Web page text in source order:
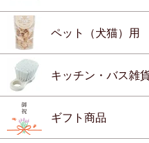
ペット（犬猫）用
キッチン・バス雑
ギフト商品